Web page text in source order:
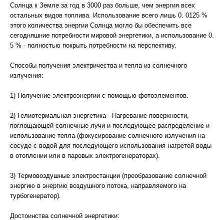
Солнца к Земле за год в 3000 раз больше, чем энергия всех
остальных видов топлива. Использование всего лишь 0. 0125 %
этого количества энергии Солнца могло бы обеспечить все
сегодняшние потребности мировой энергетики, а использование 0.
5 % - полностью покрыть потребности на перспективу.
Способы получения электричества и тепла из солнечного
излучения:
1) Получение электроэнергии с помощью фотоэлементов.
2) Гелиотермальная энергетика - Нагревание поверхности,
поглощающей солнечные лучи и последующее распределение и
использование тепла (фокусирование солнечного излучения на
сосуде с водой для последующего использования нагретой воды
в отоплении или в паровых электрогенераторах).
3) Термовоздушные электростанции (преобразование солнечной
энергию в энергию воздушного потока, направляемого на
турбогенератор).
Достоинства солнечной энергетики: